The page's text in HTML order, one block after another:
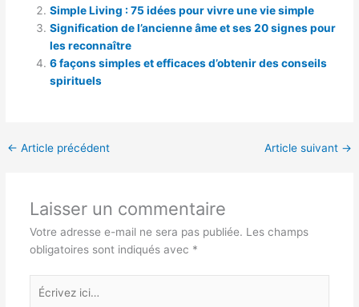
Simple Living : 75 idées pour vivre une vie simple
Signification de l’ancienne âme et ses 20 signes pour
les reconnaître
6 façons simples et efficaces d’obtenir des conseils
spirituels
← Article précédent Article suivant →
Laisser un commentaire
Votre adresse e-mail ne sera pas publiée. Les champs
obligatoires sont indiqués avec *
Écrivez
ici…